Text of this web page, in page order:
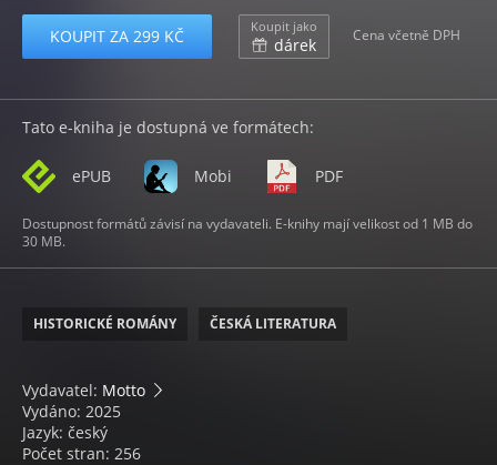
KOUPIT ZA 299 KČ Koupit jako
dárek Cena včetně DPH
Tato e-kniha je dostupná ve formátech:
ePUB Mobi PDF
Dostupnost formátů závisí na vydavateli. E-knihy mají velikost od 1 MB do
30 MB.
HISTORICKÉ ROMÁNY ČESKÁ LITERATURA
Vydavatel: Motto
Vydáno: 2025
Jazyk: český
Počet stran: 256